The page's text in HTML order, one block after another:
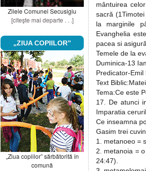
Zilele Comunei Secusigiu
[citeşte mai departe . . .]
„ZIUA COPIILOR”
„Ziua copiilor” sărbătorită în
comună
mântuirea
sacră
la marginile
Evanghelia
pacea si
Temele de la
Duminica-13
Predicator-Emil
Text
Tema:Ce este
17. De atunci
Imparatia
Ce inseamna
Gasim trei
1. metanoeo =
2. metanoia =
24:47).